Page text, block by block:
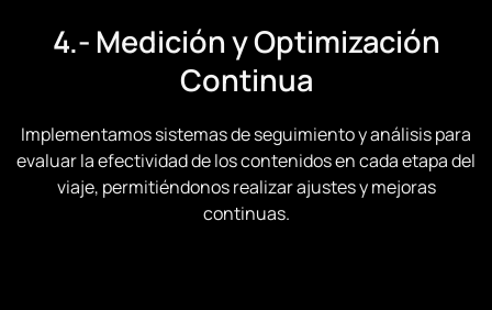
4.- Medición y Optimización
Continua
Implementamos sistemas de seguimiento y análisis para
evaluar la efectividad de los contenidos en cada etapa del
viaje, permitiéndonos realizar ajustes y mejoras
continuas.